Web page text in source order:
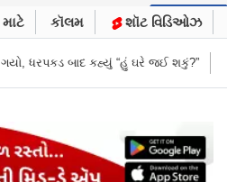
કૉલમ શૉટ વિડિઓઝ
‘હું બાબા બાગેશ્વર નથી...’: IIT દિલ્હીમાં